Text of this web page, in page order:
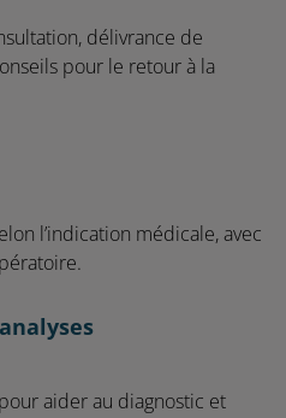
délivrance de
pour le retour à la
l’indication médicale, avec
aider au diagnostic et